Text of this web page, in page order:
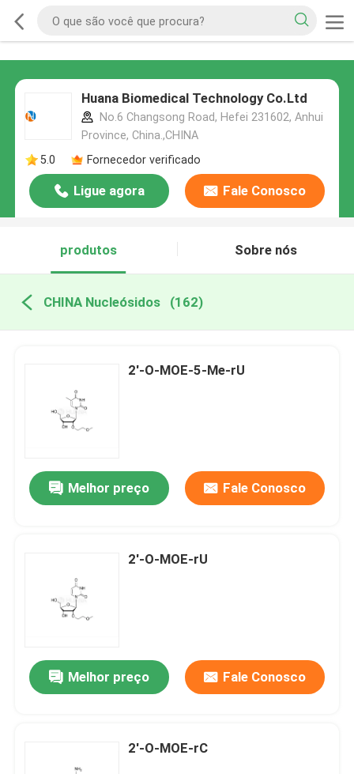
Huana Biomedical Technology Co.Ltd
No.6 Changsong Road, Hefei 231602, Anhui
Province, China.,CHINA
5.0
Fornecedor verificado
Ligue agora Fale Conosco
produtos Sobre nós
CHINA Nucleósidos (162)
2'-O-MOE-5-Me-rU
Melhor preço Fale Conosco
2'-O-MOE-rU
Melhor preço Fale Conosco
2'-O-MOE-rC